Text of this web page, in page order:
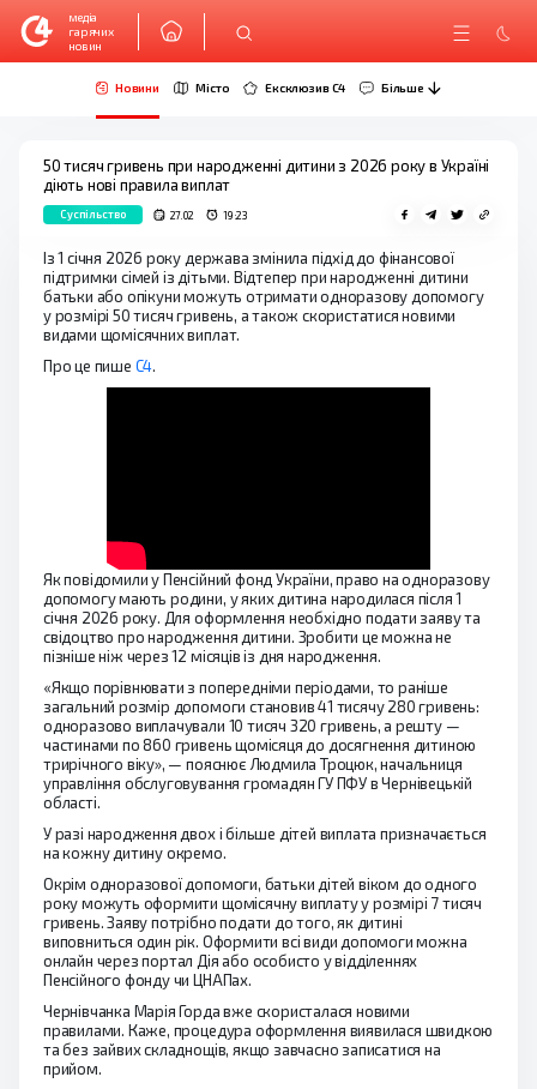
медіа
гарячих
новин
Новини Місто Ексклюзив C4 Більше
50 тисяч гривень при народженні дитини з 2026 року в Україні
діють нові правила виплат
Суспільство 27.02 19:23
Із 1 січня 2026 року держава змінила підхід до фінансової
підтримки сімей із дітьми. Відтепер при народженні дитини
батьки або опікуни можуть отримати одноразову допомогу
у розмірі 50 тисяч гривень, а також скористатися новими
видами щомісячних виплат.
Про це пише С4.
Як повідомили у Пенсійний фонд України, право на одноразову
допомогу мають родини, у яких дитина народилася після 1
січня 2026 року. Для оформлення необхідно подати заяву та
свідоцтво про народження дитини. Зробити це можна не
пізніше ніж через 12 місяців із дня народження.
«Якщо порівнювати з попередніми періодами, то раніше
загальний розмір допомоги становив 41 тисячу 280 гривень:
одноразово виплачували 10 тисяч 320 гривень, а решту —
частинами по 860 гривень щомісяця до досягнення дитиною
трирічного віку», — пояснює Людмила Троцюк, начальниця
управління обслуговування громадян ГУ ПФУ в Чернівецькій
області.
У разі народження двох і більше дітей виплата призначається
на кожну дитину окремо.
Окрім одноразової допомоги, батьки дітей віком до одного
року можуть оформити щомісячну виплату у розмірі 7 тисяч
гривень. Заяву потрібно подати до того, як дитині
виповниться один рік. Оформити всі види допомоги можна
онлайн через портал Дія або особисто у відділеннях
Пенсійного фонду чи ЦНАПах.
Чернівчанка Марія Горда вже скористалася новими
правилами. Каже, процедура оформлення виявилася швидкою
та без зайвих складнощів, якщо завчасно записатися на
прийом.